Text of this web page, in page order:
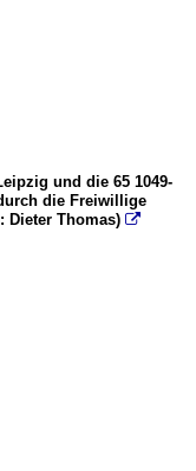
und die 65 1049-
die Freiwillige
Dieter Thomas) 